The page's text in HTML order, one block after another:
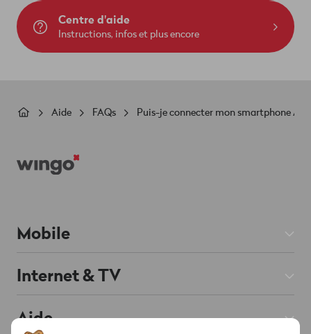
Centre d'aide
Instructions, infos et plus encore
Fil
Aide FAQs Puis-je connecter mon smartphone
Mobile
Abos Mobile
Prepaid
Internet & TV
Abos Internet
Aide